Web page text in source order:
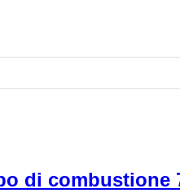
di combustione